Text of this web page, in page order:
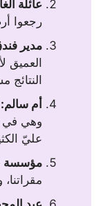
عائلة
رجعوا
مدير
العميق
أم سالم:
وهي في
عليّ
مؤسسة